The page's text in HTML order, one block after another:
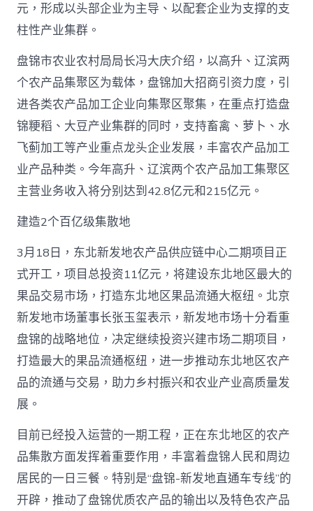
元，形成以头部企业为主导、以配套企业为支撑的支
柱性产业集群。
盘锦市农业农村局局长冯大庆介绍，以高升、辽滨两
个农产品集聚区为载体，盘锦加大招商引资力度，引
进各类农产品加工企业向集聚区聚集，在重点打造盘
锦粳稻、大豆产业集群的同时，支持畜禽、萝卜、水
飞蓟加工等产业重点龙头企业发展，丰富农产品加工
业产品种类。今年高升、辽滨两个农产品加工集聚区
主营业务收入将分别达到42.8亿元和215亿元。
建造2个百亿级集散地
3月18日，东北新发地农产品供应链中心二期项目正
式开工，项目总投资11亿元，将建设东北地区最大的
果品交易市场，打造东北地区果品流通大枢纽。北京
新发地市场董事长张玉玺表示，新发地市场十分看重
盘锦的战略地位，决定继续投资兴建市场二期项目，
打造最大的果品流通枢纽，进一步推动东北地区农产
品的流通与交易，助力乡村振兴和农业产业高质量发
展。
目前已经投入运营的一期工程，正在东北地区的农产
品集散方面发挥着重要作用，丰富着盘锦人民和周边
居民的一日三餐。特别是“盘锦-新发地直通车专线”的
开辟，推动了盘锦优质农产品的输出以及特色农产品